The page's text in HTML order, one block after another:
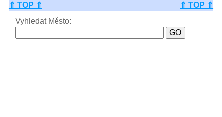
⇑ TOP ⇑
⇑ TOP ⇑
Vyhledat Město: